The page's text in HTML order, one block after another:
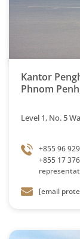
Kantor
Phnom
Level 1, No. 5
+855 96
+855 17
[email